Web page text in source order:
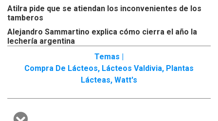
Atilra pide que se atiendan los inconvenientes de los
tamberos
Alejandro Sammartino explica cómo cierra el año la
lechería argentina
Temas |
Compra De Lácteos, Lácteos Valdivia, Plantas
Lácteas, Watt's